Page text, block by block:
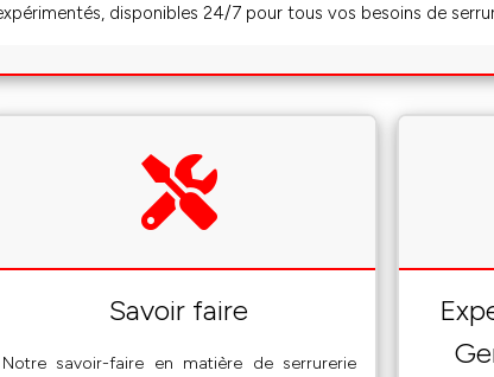
disponibles 24/7 pour tous vos besoins de
Savoir faire
Notre savoir-faire en matière de serrurerie